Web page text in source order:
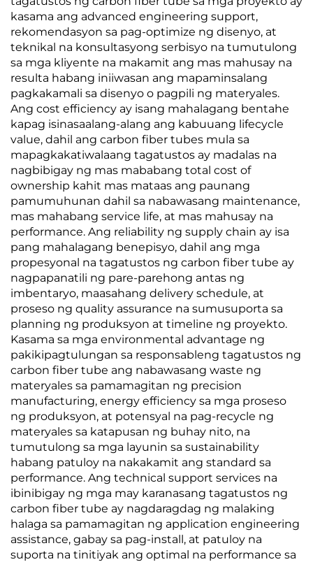
kasama ang advanced engineering support,
rekomendasyon sa pag-optimize ng disenyo, at
teknikal na konsultasyong serbisyo na tumutulong
sa mga kliyente na makamit ang mas mahusay na
resulta habang iniiwasan ang mapaminsalang
pagkakamali sa disenyo o pagpili ng materyales.
Ang cost efficiency ay isang mahalagang bentahe
kapag isinasaalang-alang ang kabuuang lifecycle
value, dahil ang carbon fiber tubes mula sa
mapagkakatiwalaang tagatustos ay madalas na
nagbibigay ng mas mababang total cost of
ownership kahit mas mataas ang paunang
pamumuhunan dahil sa nabawasang maintenance,
mas mahabang service life, at mas mahusay na
performance. Ang reliability ng supply chain ay isa
pang mahalagang benepisyo, dahil ang mga
propesyonal na tagatustos ng carbon fiber tube ay
nagpapanatili ng pare-parehong antas ng
imbentaryo, maasahang delivery schedule, at
proseso ng quality assurance na sumusuporta sa
planning ng produksyon at timeline ng proyekto.
Kasama sa mga environmental advantage ng
pakikipagtulungan sa responsableng tagatustos ng
carbon fiber tube ang nabawasang waste ng
materyales sa pamamagitan ng precision
manufacturing, energy efficiency sa mga proseso
ng produksyon, at potensyal na pag-recycle ng
materyales sa katapusan ng buhay nito, na
tumutulong sa mga layunin sa sustainability
habang patuloy na nakakamit ang standard sa
performance. Ang technical support services na
ibinibigay ng mga may karanasang tagatustos ng
carbon fiber tube ay nagdaragdag ng malaking
halaga sa pamamagitan ng application engineering
assistance, gabay sa pag-install, at patuloy na
suporta na tinitiyak ang optimal na performance sa